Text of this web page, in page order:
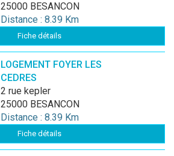
25000 BESANCON
Distance : 8.39 Km
Fiche détails
LOGEMENT FOYER LES
CEDRES
2 rue kepler
25000 BESANCON
Distance : 8.39 Km
Fiche détails